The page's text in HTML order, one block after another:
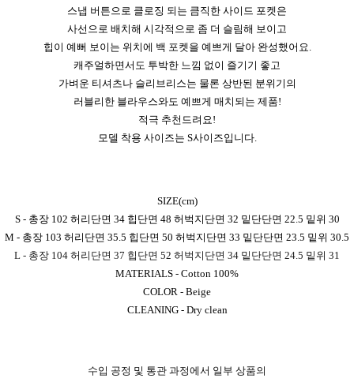
스냅 버튼으로 클로징 되는 큼직한 사이드 포켓은
사선으로 배치해 시각적으로 좀 더 슬림해 보이고
힙이 예뻐 보이는 위치에 백 포켓을 예쁘게 달아 완성했어요.
캐주얼하면서도 투박한 느낌 없이 즐기기 좋고
가벼운 티셔츠나 슬리브리스는 물론 상반된 분위기의
러블리한 블라우스와도 예쁘게 매치되는 제품!
적극 추천드려요!
모델 착용 사이즈는 S사이즈입니다.
SIZE(cm)
S - 총장 102 허리단면 34 힙단면 48 허벅지단면 32 밑단단면 22.5 밑위 30
M - 총장 103 허리단면 35.5 힙단면 50 허벅지단면 33 밑단단면 23.5 밑위 30.5
L - 총장 104 허리단면 37 힙단면 52 허벅지단면 34 밑단단면 24.5 밑위 31
MATERIALS - Cotton 100%
COLOR - Beige
CLEANING - Dry clean
수입 공정 및 통관 과정에서 일부 상품의